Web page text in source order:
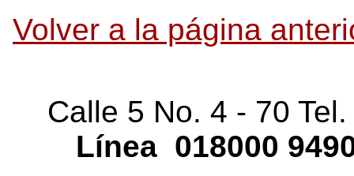
Volver a la página
Calle 5 No. 4 - 70
Línea 018000